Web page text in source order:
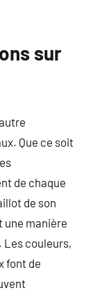
sur
Que ce soit
de chaque
de son
une manière
Les couleurs,
font de